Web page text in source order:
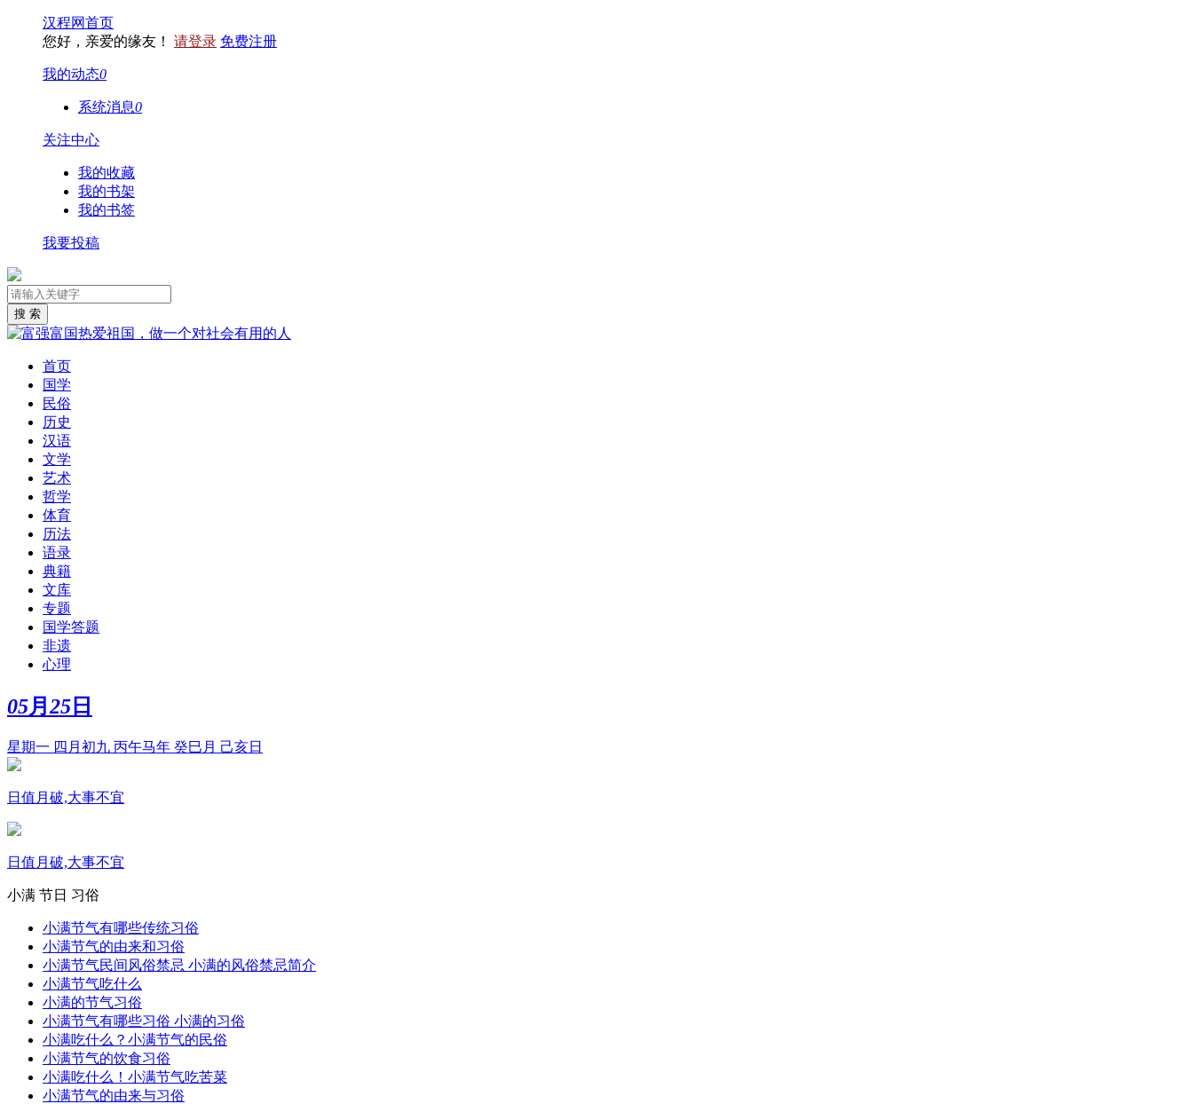
汉程网首页
您好，亲爱的缘友！ 请登录 免费注册
我的动态0
系统消息0
关注中心
我的收藏
我的书架
我的书签
我要投稿
首页
国学
民俗
历史
汉语
文学
艺术
哲学
体育
历法
语录
典籍
文库
专题
国学答题
非遗
心理
05月 25 日
星期一 四月初九 丙午马年 癸巳月 己亥日
日值月破,大事不宜
日值月破,大事不宜
小满 节日 习俗
小满节气有哪些传统习俗
小满节气的由来和习俗
小满节气民间风俗禁忌 小满的风俗禁忌简介
小满节气吃什么
小满的节气习俗
小满节气有哪些习俗 小满的习俗
小满吃什么？小满节气的民俗
小满节气的饮食习俗
小满吃什么！小满节气吃苦菜
小满节气的由来与习俗